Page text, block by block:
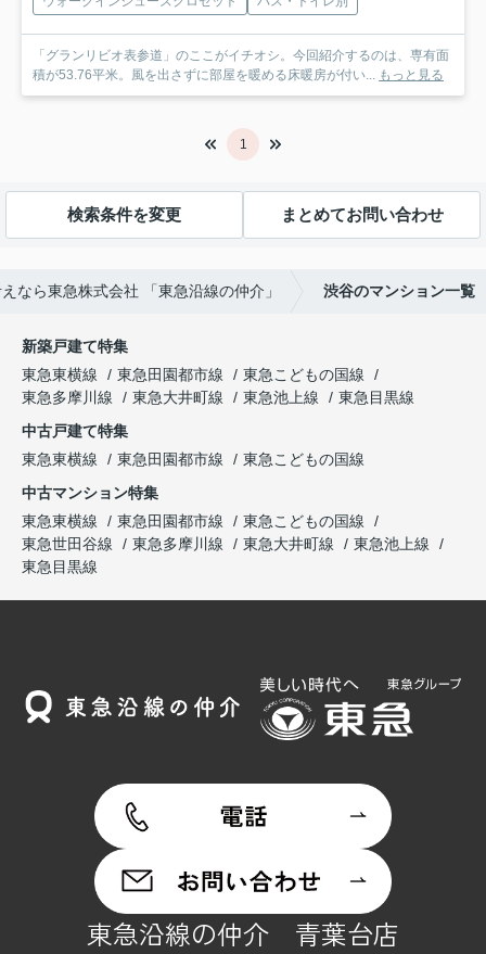
「グランリビオ表参道」のここがイチオシ。今回紹介するのは、専有面
積が53.76平米。風を出さずに部屋を暖める床暖房が付い...
もっと見る
1
検索条件を変更 まとめてお問い合わせ
なら東急株式会社 「東急沿線の仲介」 渋谷のマンション一覧
新築戸建て特集
東急東横線
東急田園都市線
東急こどもの国線
東急多摩川線
東急大井町線 東急池上線
東急目黒線
中古戸建て特集
東急東横線
東急田園都市線
東急こどもの国線
中古マンション特集
東急東横線
東急田園都市線
東急こどもの国線
東急世田谷線
東急多摩川線 東急大井町線
東急池上線
東急目黒線
東急沿線の仲介 青葉台店